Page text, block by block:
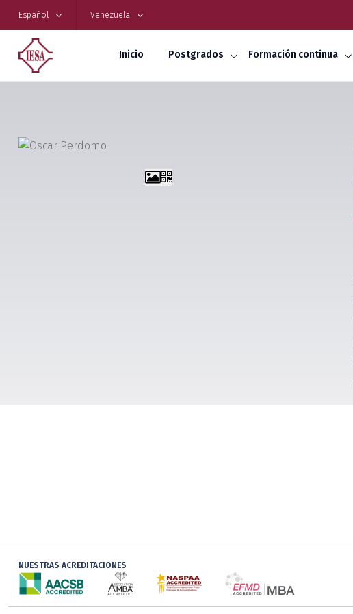
Español Venezuela
Inicio Postgrados Formación continua
NUESTRAS ACREDITACIONES